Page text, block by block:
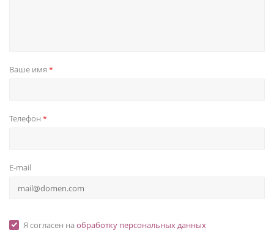
Ваше имя *
Телефон *
E-mail
Я согласен на обработку персональных данных